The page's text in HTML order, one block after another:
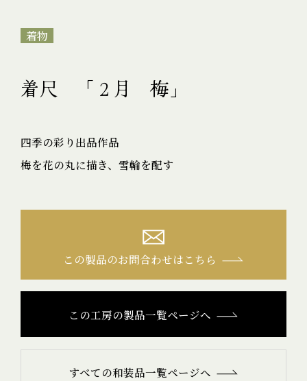
着物
着尺 「２月 梅」
四季の彩り出品作品
梅を花の丸に描き、雪輪を配す
この製品のお問合わせはこちら
この工房の製品一覧ページへ
すべての和装品一覧ページへ